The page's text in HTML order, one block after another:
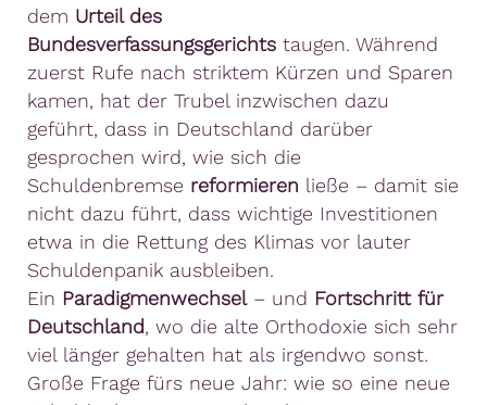
dem Urteil des
Bundesverfassungsgerichts taugen. Während
zuerst Rufe nach striktem Kürzen und Sparen
kamen, hat der Trubel inzwischen dazu
geführt, dass in Deutschland darüber
gesprochen wird, wie sich die
Schuldenbremse reformieren ließe – damit sie
nicht dazu führt, dass wichtige Investitionen
etwa in die Rettung des Klimas vor lauter
Schuldenpanik ausbleiben.
Ein Paradigmenwechsel– und Fortschritt für
Deutschland, wo die alte Orthodoxie sich sehr
viel länger gehalten hat als irgendwo sonst.
Große Frage fürs neue Jahr: wie so eine neue